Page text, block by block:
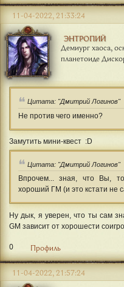
ЭНТРОПИЙ
Демиург хаоса,
планетоиде
11-04-2022, 21:33:24
Цитата: "Дмитрий Логинов"
Не против чего именно?
Замутить мини-квест :D
Цитата: "Дмитрий Логинов"
Впрочем... зная, что Вы,
хороший ГМ (и это кстати не
Ну дык, я уверен, что ты сам
GM зависит от хорошести
0 Профиль
11-04-2022, 21:57:24